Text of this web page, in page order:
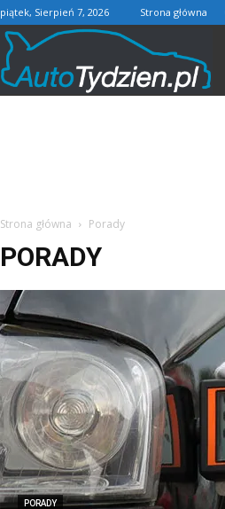
piątek, Sierpień 7, 2026 Strona główna
Strona główna Porady
PORADY
PORADY